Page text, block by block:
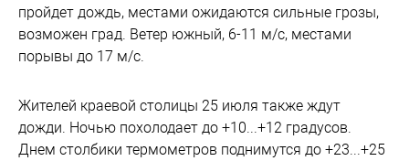
пройдет дождь, местами ожидаются сильные грозы,
возможен град. Ветер южный, 6-11 м/с, местами
порывы до 17 м/с.
Жителей краевой столицы 25 июля также ждут
дожди. Ночью похолодает до +10...+12 градусов.
Днем столбики термометров поднимутся до +23...+25